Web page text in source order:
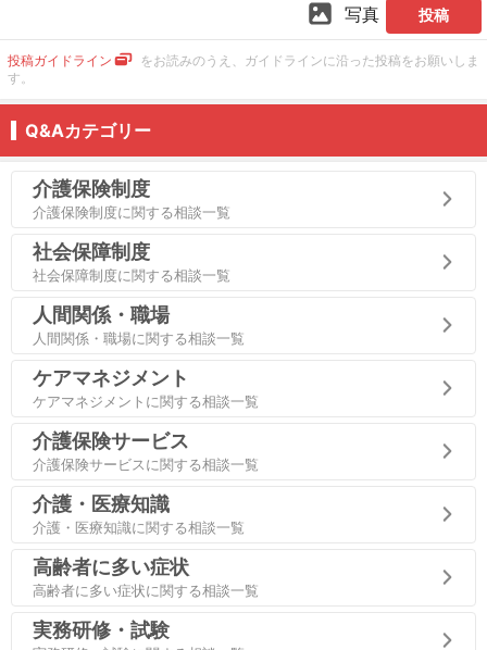
写真 投稿
投稿ガイドライン
をお読みのうえ、ガイドラインに沿った投稿をお願いしま
す。
Q&Aカテゴリー
介護保険制度
介護保険制度に関する相談一覧
社会保障制度
社会保障制度に関する相談一覧
人間関係・職場
人間関係・職場に関する相談一覧
ケアマネジメント
ケアマネジメントに関する相談一覧
介護保険サービス
介護保険サービスに関する相談一覧
介護・医療知識
介護・医療知識に関する相談一覧
高齢者に多い症状
高齢者に多い症状に関する相談一覧
実務研修・試験